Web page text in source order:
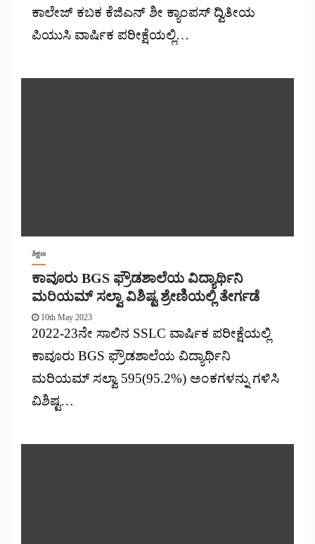
ಕಾಲೇಜ್ ಕಬಕ ಕೆಜಿಎನ್ ಶೀ ಕ್ಯಾಂಪಸ್ ದ್ವಿತೀಯ
ಪಿಯುಸಿ ವಾರ್ಷಿಕ ಪರೀಕ್ಷೆಯಲ್ಲಿ…
ಶಿಕ್ಷಣ
ಕಾವೂರು BGS ಫ್ರೌಡಶಾಲೆಯ ವಿದ್ಯಾರ್ಥಿನಿ
ಮರಿಯಮ್ ಸಲ್ವಾ ವಿಶಿಷ್ಟ ಶ್ರೇಣಿಯಲ್ಲಿ ತೇರ್ಗಡೆ
10th May 2023
2022-23ನೇ ಸಾಲಿನ SSLC ವಾರ್ಷಿಕ ಪರೀಕ್ಷೆಯಲ್ಲಿ
ಕಾವೂರು BGS ಫ್ರೌಡಶಾಲೆಯ ವಿದ್ಯಾರ್ಥಿನಿ
ಮರಿಯಮ್ ಸಲ್ವಾ 595(95.2%) ಅಂಕಗಳನ್ನು ಗಳಿಸಿ
ವಿಶಿಷ್ಟ…